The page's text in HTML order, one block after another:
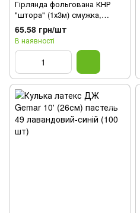
Гірлянда фольгована КНР
"штора" (1х3м) смужка,
золото, голограма в уп (1
шт)
65.58 грн/шт
В наявності